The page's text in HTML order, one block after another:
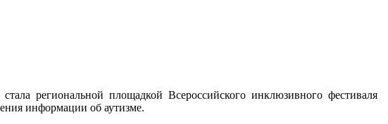
региональной площадкой Всероссийского инклюзивного фестиваля
информации об аутизме.